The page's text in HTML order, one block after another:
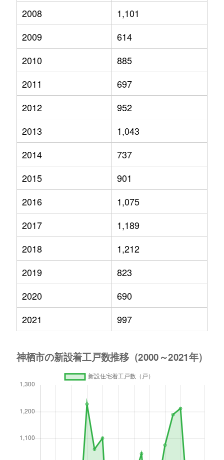
2008
1,101
2009
614
2010
885
2011
697
2012
952
2013
1,043
2014
737
2015
901
2016
1,075
2017
1,189
2018
1,212
2019
823
2020
690
2021
997